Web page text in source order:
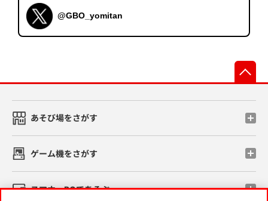
@GBO_yomitan
あそび場をさがす
ゲーム機をさがす
スマホ・PCであそぶ